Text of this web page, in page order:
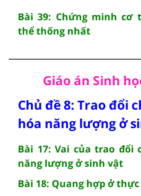
Bài 39: Chứng minh
thể thống nhất
Giáo án Sinh
Chủ đề 8: Trao đổi
hóa năng lượng ở
Bài 17: Vai của trao đổi
năng lượng ở sinh vật
Bài 18: Quang hợp ở